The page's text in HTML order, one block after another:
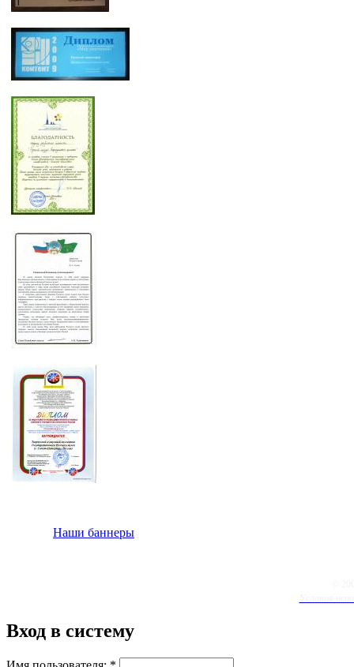
Наши баннеры
Вход в систему